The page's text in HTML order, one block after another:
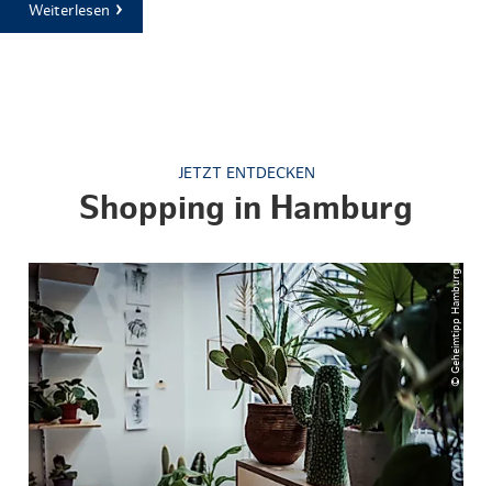
Weiterlesen
JETZT ENTDECKEN
Shopping in Hamburg
© Geheimtipp Hamburg